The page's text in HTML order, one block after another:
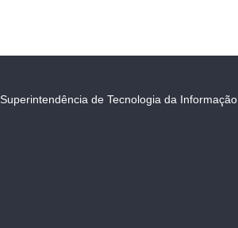
Superintendência de Tecnologia da Informação